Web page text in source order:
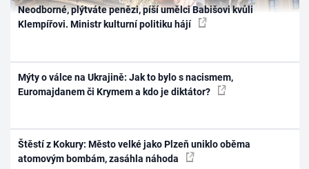
Neodborné, plýtváte penězi, píší umělci Babišovi kvůli
Klempířovi. Ministr kulturní politiku hájí
Mýty o válce na Ukrajině: Jak to bylo s nacismem,
Euromajdanem či Krymem a kdo je diktátor?
Štěstí z Kokury: Město velké jako Plzeň uniklo oběma
atomovým bombám, zasáhla náhoda